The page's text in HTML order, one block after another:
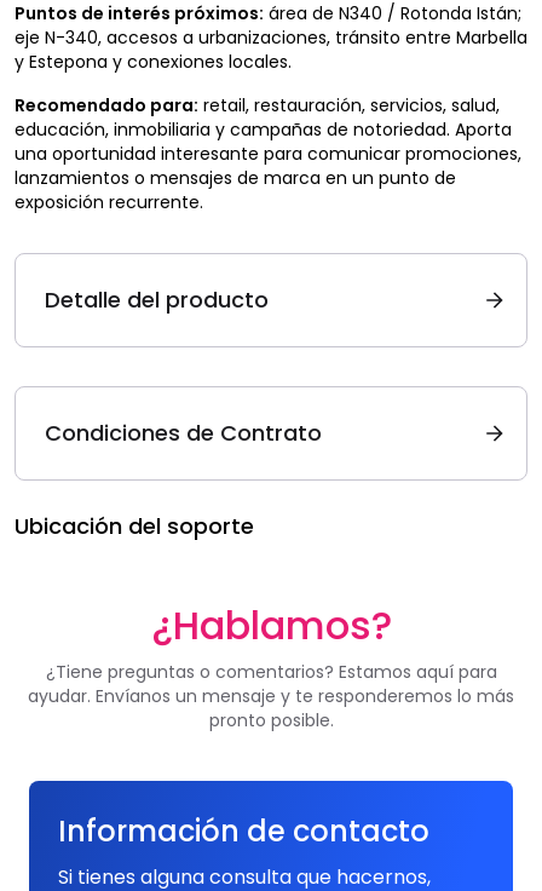
Puntos de interés próximos: área de N340 / Rotonda Istán;
eje N-340, accesos a urbanizaciones, tránsito entre Marbella
y Estepona y conexiones locales.
Recomendado para: retail, restauración, servicios, salud,
educación, inmobiliaria y campañas de notoriedad. Aporta
una oportunidad interesante para comunicar promociones,
lanzamientos o mensajes de marca en un punto de
exposición recurrente.
Detalle del producto
Condiciones de Contrato
Ubicación del soporte
¿Hablamos?
¿Tiene preguntas o comentarios? Estamos aquí para
ayudar. Envíanos un mensaje y te responderemos lo más
pronto posible.
Información de contacto
Si tienes alguna consulta que hacernos,